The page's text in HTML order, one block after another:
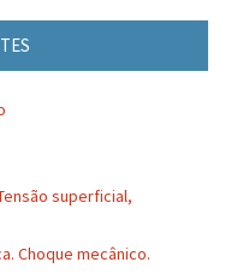
superficial,
Choque mecânico.